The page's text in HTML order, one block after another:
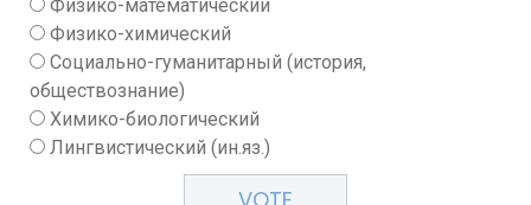
Физико-математический
Физико-химический
Социально-гуманитарный (история,
обществознание)
Химико-биологический
Лингвистический (ин.яз.)